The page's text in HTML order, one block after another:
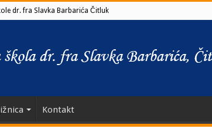
dr. fra Slavka Barbarića Čitluk
Kontakt